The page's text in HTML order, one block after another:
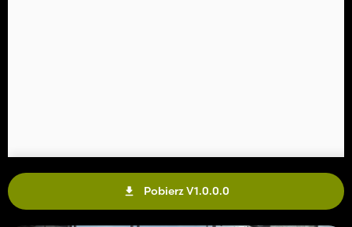
Pobierz V1.0.0.0